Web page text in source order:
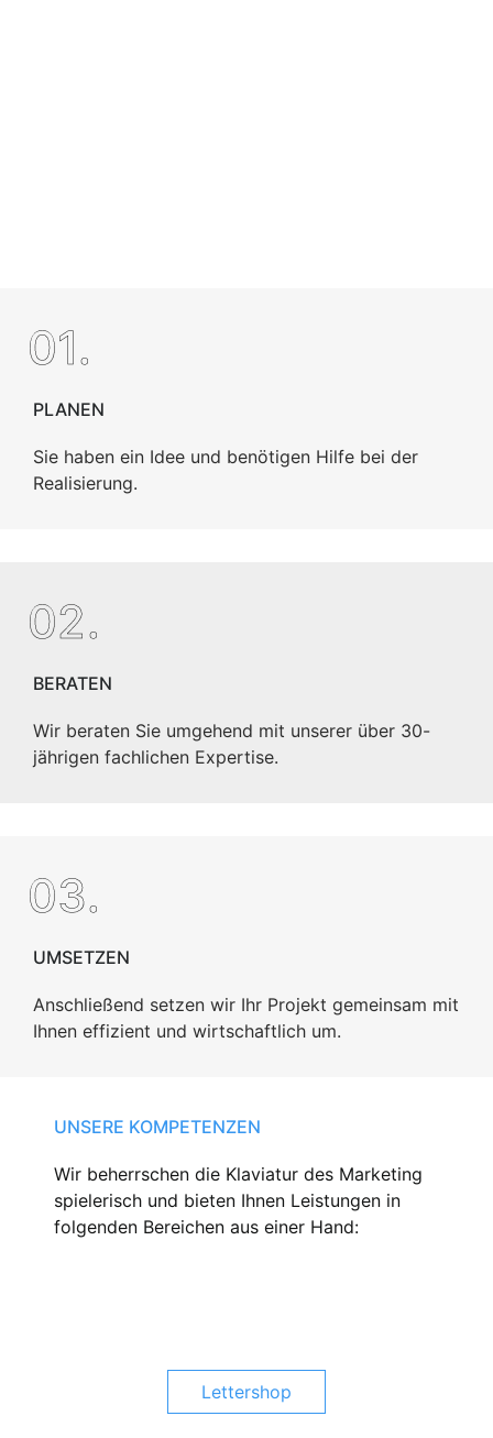
01.
PLANEN
Sie haben ein Idee und benötigen Hilfe bei der
Realisierung.
02.
BERATEN
Wir beraten Sie umgehend mit unserer über 30-
jährigen fachlichen Expertise.
03.
UMSETZEN
Anschließend setzen wir Ihr Projekt gemeinsam mit
Ihnen effizient und wirtschaftlich um.
UNSERE KOMPETENZEN
Wir beherrschen die Klaviatur des Marketing
spielerisch und bieten Ihnen Leistungen in
folgenden Bereichen aus einer Hand:
Lettershop